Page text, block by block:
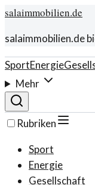
salaimmobilien.de
salaimmobilien.de
SportEnergie
Mehr
Rubriken
Sport
Energie
Gesellschaft